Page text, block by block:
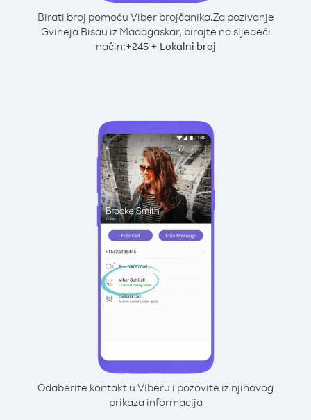
Birati broj pomoću Viber brojčanika.Za pozivanje
Gvineja Bisau iz Madagaskar, birajte na sljedeći
način:+245+ Lokalni broj
Odaberite kontakt u Viberu i pozovite iz njihovog
prikaza informacija